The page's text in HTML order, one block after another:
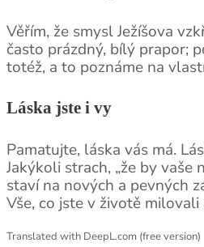
Věřím, že smysl Ježíšova
často prázdný, bílý prapor;
totéž, a to poznáme na
Láska jste i vy
Pamatujte, láska vás má.
Jakýkoli strach, „že by
staví na nových a pevných
Vše, co jste v životě
Translated with DeepL.com (free version)